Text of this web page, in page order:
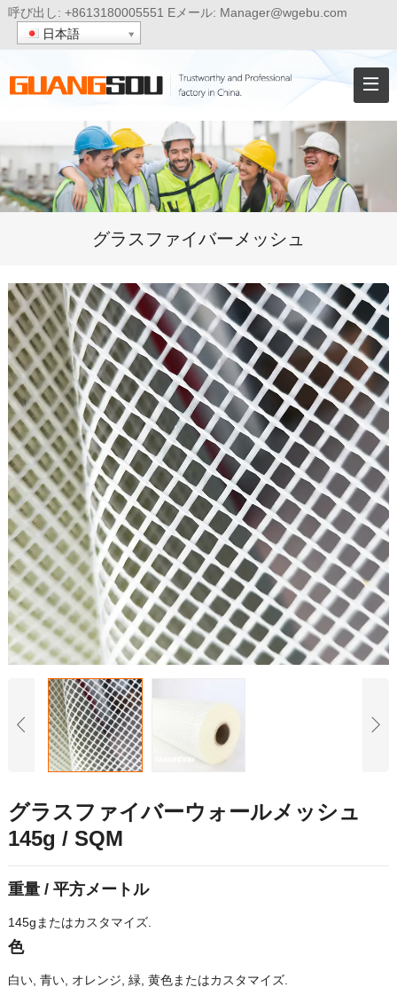
呼び出し: +8613180005551 Eメール: Manager@wgebu.com
日本語
グラスファイバーメッシュ
グラスファイバーウォールメッシュ
145g / SQM
重量 / 平方メートル
145gまたはカスタマイズ.
色
白い, 青い, オレンジ, 緑, 黄色またはカスタマイズ.